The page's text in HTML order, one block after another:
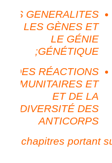
DES GENERALITES
LES GÈNES ET
LE GÉNIE
GÉNÉTIQUE;
DES RÉACTIONS
IMMUNITAIRES ET
ET DE LA
DIVERSITÉ DES
ANTICORPS
Les chapitres portant